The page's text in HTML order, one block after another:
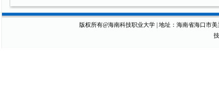
版权所有@海南科技职业大学 | 地址：海南省海口市